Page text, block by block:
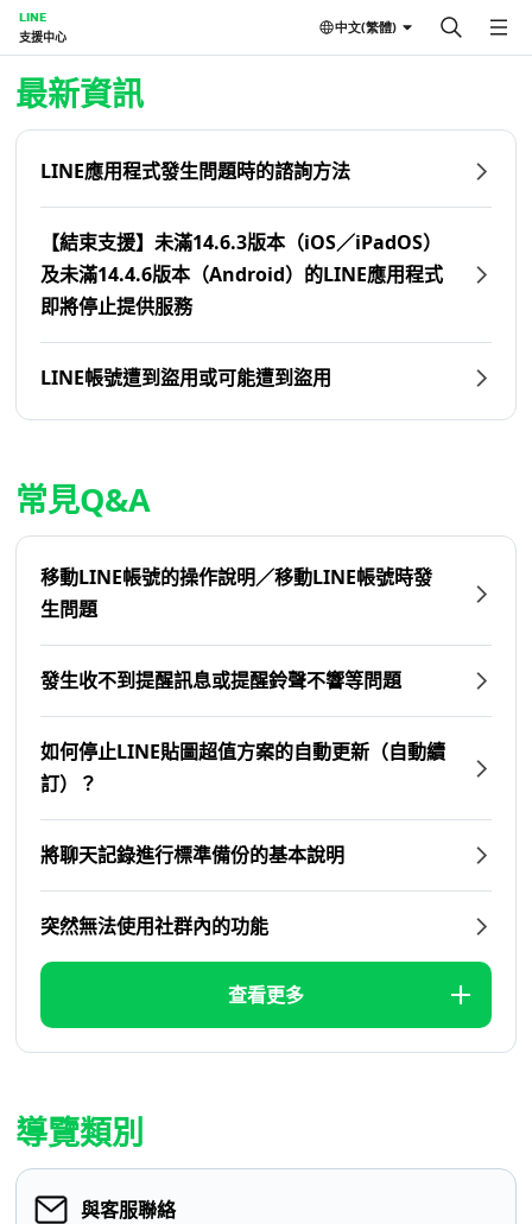
LINE
支援中心
中文(繁體)
首頁 | LINE支援中心
最新資訊
LINE應用程式發生問題時的諮詢方法
【結束支援】未滿14.6.3版本（iOS／iPadOS）
及未滿14.4.6版本（Android）的LINE應用程式
即將停止提供服務
LINE帳號遭到盜用或可能遭到盜用
常見Q&A
移動LINE帳號的操作說明／移動LINE帳號時發
生問題
發生收不到提醒訊息或提醒鈴聲不響等問題
如何停止LINE貼圖超值方案的自動更新（自動續
訂）？
將聊天記錄進行標準備份的基本說明
突然無法使用社群內的功能
查看更多
導覽類別
與客服聯絡